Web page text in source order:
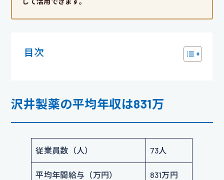
目次
沢井製薬の平均年収は831万
従業員数（人） 73人
平均年間給与（万円） 831万円